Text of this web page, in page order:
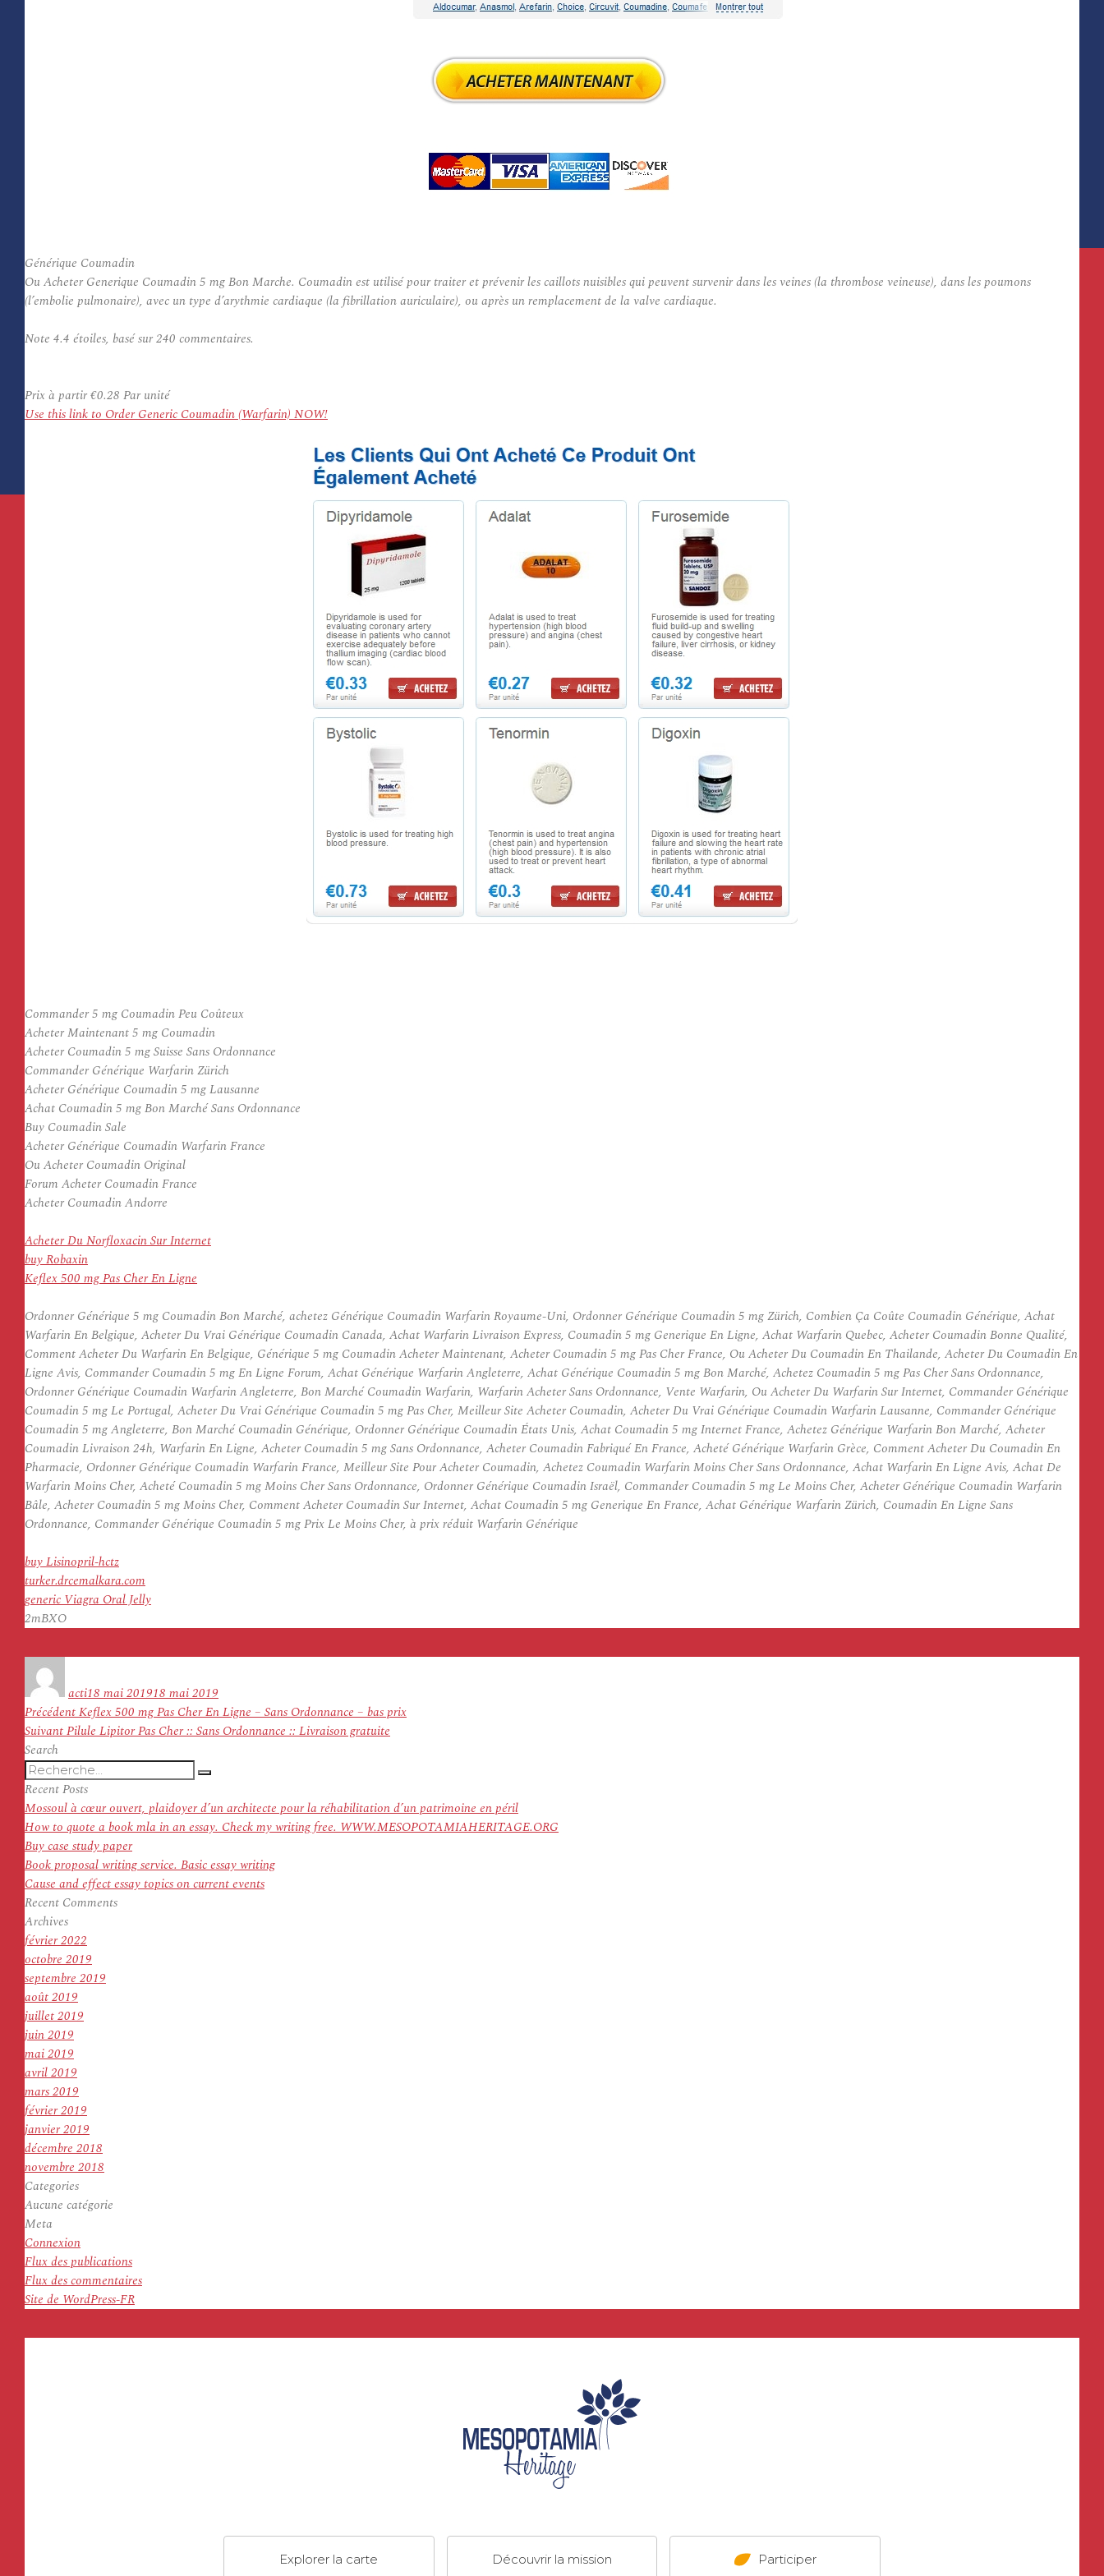
Générique Coumadin
Ou Acheter Generique Coumadin 5 mg Bon Marche. Coumadin est utilisé pour traiter et prévenir les caillots nuisibles qui peuvent survenir dans les veines (la thrombose veineuse), dans les poumons
(l’embolie pulmonaire), avec un type d’arythmie cardiaque (la fibrillation auriculaire), ou après un remplacement de la valve cardiaque.
Note 4.4 étoiles, basé sur240 commentaires.
Prix à partir€0.28 Par unité
Use this link to Order Generic Coumadin (Warfarin) NOW!
Commander 5 mg Coumadin Peu Coûteux
Acheter Maintenant 5 mg Coumadin
Acheter Coumadin 5 mg Suisse Sans Ordonnance
Commander Générique Warfarin Zürich
Acheter Générique Coumadin 5 mg Lausanne
Achat Coumadin 5 mg Bon Marché Sans Ordonnance
Buy Coumadin Sale
Acheter Générique Coumadin Warfarin France
Ou Acheter Coumadin Original
Forum Acheter Coumadin France
Acheter Coumadin Andorre
Acheter Du Norfloxacin Sur Internet
buy Robaxin
Keflex 500 mg Pas Cher En Ligne
Ordonner Générique 5 mg Coumadin Bon Marché, achetez Générique Coumadin Warfarin Royaume-Uni, Ordonner Générique Coumadin 5 mg Zürich, Combien Ça Coûte Coumadin Générique, Achat
Warfarin En Belgique, Acheter Du Vrai Générique Coumadin Canada, Achat Warfarin Livraison Express, Coumadin 5 mg Generique En Ligne, Achat Warfarin Quebec, Acheter Coumadin Bonne Qualité,
Comment Acheter Du Warfarin En Belgique, Générique 5 mg Coumadin Acheter Maintenant, Acheter Coumadin 5 mg Pas Cher France, Ou Acheter Du Coumadin En Thailande, Acheter Du Coumadin En
Ligne Avis, Commander Coumadin 5 mg En Ligne Forum, Achat Générique Warfarin Angleterre, Achat Générique Coumadin 5 mg Bon Marché, Achetez Coumadin 5 mg Pas Cher Sans Ordonnance,
Ordonner Générique Coumadin Warfarin Angleterre, Bon Marché Coumadin Warfarin, Warfarin Acheter Sans Ordonnance, Vente Warfarin, Ou Acheter Du Warfarin Sur Internet, Commander Générique
Coumadin 5 mg Le Portugal, Acheter Du Vrai Générique Coumadin 5 mg Pas Cher, Meilleur Site Acheter Coumadin, Acheter Du Vrai Générique Coumadin Warfarin Lausanne, Commander Générique
Coumadin 5 mg Angleterre, Bon Marché Coumadin Générique, Ordonner Générique Coumadin États Unis, Achat Coumadin 5 mg Internet France, Achetez Générique Warfarin Bon Marché, Acheter
Coumadin Livraison 24h, Warfarin En Ligne, Acheter Coumadin 5 mg Sans Ordonnance, Acheter Coumadin Fabriqué En France, Acheté Générique Warfarin Grèce, Comment Acheter Du Coumadin En
Pharmacie, Ordonner Générique Coumadin Warfarin France, Meilleur Site Pour Acheter Coumadin, Achetez Coumadin Warfarin Moins Cher Sans Ordonnance, Achat Warfarin En Ligne Avis, Achat De
Warfarin Moins Cher, Acheté Coumadin 5 mg Moins Cher Sans Ordonnance, Ordonner Générique Coumadin Israël, Commander Coumadin 5 mg Le Moins Cher, Acheter Générique Coumadin Warfarin
Bâle, Acheter Coumadin 5 mg Moins Cher, Comment Acheter Coumadin Sur Internet, Achat Coumadin 5 mg Generique En France, Achat Générique Warfarin Zürich, Coumadin En Ligne Sans
Ordonnance, Commander Générique Coumadin 5 mg Prix Le Moins Cher, à prix réduit Warfarin Générique
buy Lisinopril-hctz
turker.drcemalkara.com
generic Viagra Oral Jelly
2mBXO
actile
18 mai 201918 mai 2019
Navigation
de
l’article
PrécédentArticle
précédent :
Keflex 500 mg Pas Cher En Ligne – Sans Ordonnance – bas prix
SuivantArticle
Pilule Lipitor Pas Cher :: Sans Ordonnance :: Livraison gratuite
Search
Recherche
pour
:
Recherche
Recent Posts
Mossoul à cœur ouvert, plaidoyer d’un architecte pour la réhabilitation d’un patrimoine en péril
How to quote a book mla in an essay. Check my writing free. WWW.MESOPOTAMIAHERITAGE.ORG
Buy case study paper
Book proposal writing service. Basic essay writing
Cause and effect essay topics on current events
Recent Comments
Archives
février 2022
octobre 2019
septembre 2019
août 2019
juillet 2019
juin 2019
mai 2019
avril 2019
mars 2019
février 2019
janvier 2019
décembre 2018
novembre 2018
Categories
Aucune catégorie
Meta
Connexion
Flux des publications
Flux des commentaires
Site de WordPress-FR
Explorer la carte Découvrir la mission Participer